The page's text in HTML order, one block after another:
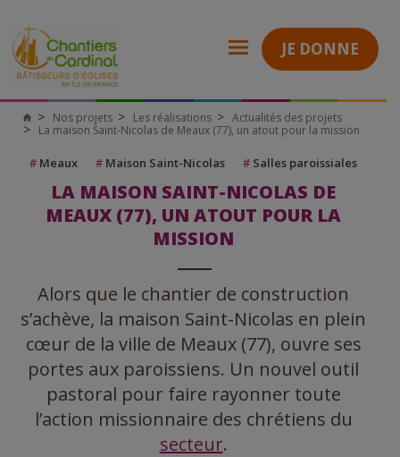
JE DONNE
Nos projets Les réalisations
Actualités des projets
La maison Saint-Nicolas de Meaux (77), un atout pour la mission
# Meaux # Maison Saint-Nicolas # Salles paroissiales
LA MAISON SAINT-NICOLAS DE
MEAUX (77), UN ATOUT POUR LA
MISSION
Alors que le chantier de construction
s’achève, la maison Saint-Nicolas en plein
cœur de la ville de Meaux (77), ouvre ses
portes aux paroissiens. Un nouvel outil
pastoral pour faire rayonner toute
l’action missionnaire des chrétiens du
secteur.